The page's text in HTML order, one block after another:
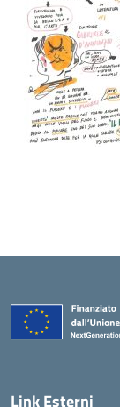
Link Esterni